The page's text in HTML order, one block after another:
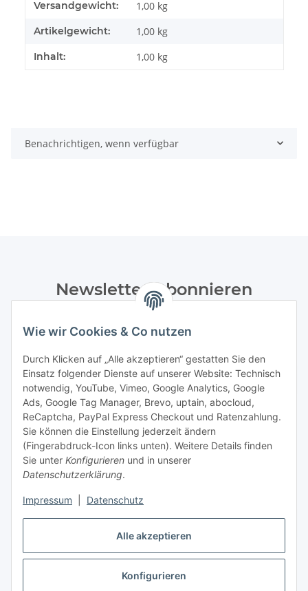
Alle akzeptieren
Konfigurieren
Wie wir Cookies & Co nutzen
Durch Klicken auf „Alle akzeptieren“ gestatten Sie den
Einsatz folgender Dienste auf unserer Website: Technisch
notwendig, YouTube, Vimeo, Google Analytics, Google
Ads, Google Tag Manager, Brevo, uptain, abocloud,
ReCaptcha, PayPal Express Checkout und Ratenzahlung.
Sie können die Einstellung jederzeit ändern
(Fingerabdruck-Icon links unten). Weitere Details finden
Sie unter Konfigurieren und in unserer
Datenschutzerklärung.
Impressum Datenschutz
Produkteigenschaft
Wert
Versandgewicht: 1,00 kg
Artikelgewicht: 1,00 kg
Inhalt: 1,00 kg
Benachrichtigen, wenn verfügbar
Newsletter Abonnieren
Datenschutzerklärungregelmäßig und jederzeit widerruflich
Abonnieren
Newsletter Abonnieren
Gesetzliche Informationen
Informationen
Vertrag widerrufen